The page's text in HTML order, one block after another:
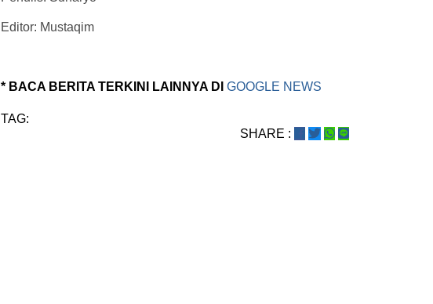
Editor: Mustaqim
* BACA BERITA TERKINI LAINNYA DI GOOGLE NEWS
TAG:
SHARE :